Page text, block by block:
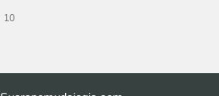
10